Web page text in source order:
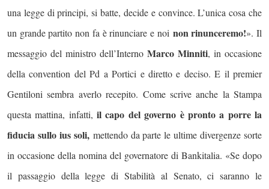
una legge di principi, si batte, decide e convince. L’unica cosa che
un grande partito non fa è rinunciare e noi non rinunceremo!». Il
messaggio del ministro dell’InternoMarco Minniti, in occasione
della convention del Pd a Portici e diretto e deciso. E il premier
Gentiloni sembra averlo recepito. Come scrive anche la Stampa
questa mattina, infatti,il capo del governo è pronto a porre la
fiducia sullo ius soli,mettendo da parte le ultime divergenze sorte
in occasione della nomina del governatore di Bankitalia. «Se dopo
il passaggio della legge di Stabilità al Senato, ci saranno le